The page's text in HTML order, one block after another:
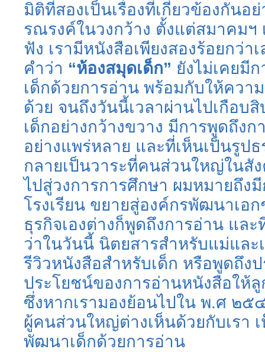
มิติที่สองเป็นเรื่องที่เกี่ยวข้องกันอ
รณรงค์ในวงกว้าง ตั้งแต่สมาคมฯ
ฟัง เรามีหนังสือเพียงสองร้อยกว่
คำว่า “ห้องสมุดเด็ก” ยังไม่เคยมี
เด็กด้วยการอ่าน พร้อมกับให้ควา
ด้วย จนถึงวันนี้เวลาผ่านไปเกือบ
เด็กอย่างกว้างขวาง มีการพูดถึง
อย่างแพร่หลาย และที่เห็นเป็นรูป
กลายเป็นวาระที่คนส่วนใหญ่ในสั
ไปสู่วงการการศึกษา ผมหมายถึง
โรงเรียน ขยายสู่องค์กรพัฒนาเอ
ธุรกิจเองต่างก็พูดถึงการอ่าน และ
ว่าในวันนี้ นิตยสารสำหรับแม่แล
รีวิวหนังสือสำหรับเด็ก หรือพูดถึง
ประโยชน์ของการอ่านหนังสือให้
ซึ่งหากเรามองย้อนไปใน พ.ศ ๒๕
ผู้คนส่วนใหญ่ต่างเห็นด้วยกับเรา
พัฒนาเด็กด้วยการอ่าน